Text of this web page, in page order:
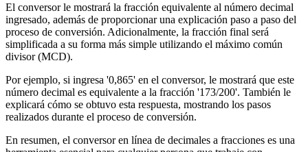
El conversor le mostrará la fracción equivalente al número decimal
ingresado, además de proporcionar una explicación paso a paso del
proceso de conversión. Adicionalmente, la fracción final será
simplificada a su forma más simple utilizando el máximo común
divisor (MCD).
Por ejemplo, si ingresa '0,865' en el conversor, le mostrará que este
número decimal es equivalente a la fracción '173/200'. También le
explicará cómo se obtuvo esta respuesta, mostrando los pasos
realizados durante el proceso de conversión.
En resumen, el conversor en línea de decimales a fracciones es una